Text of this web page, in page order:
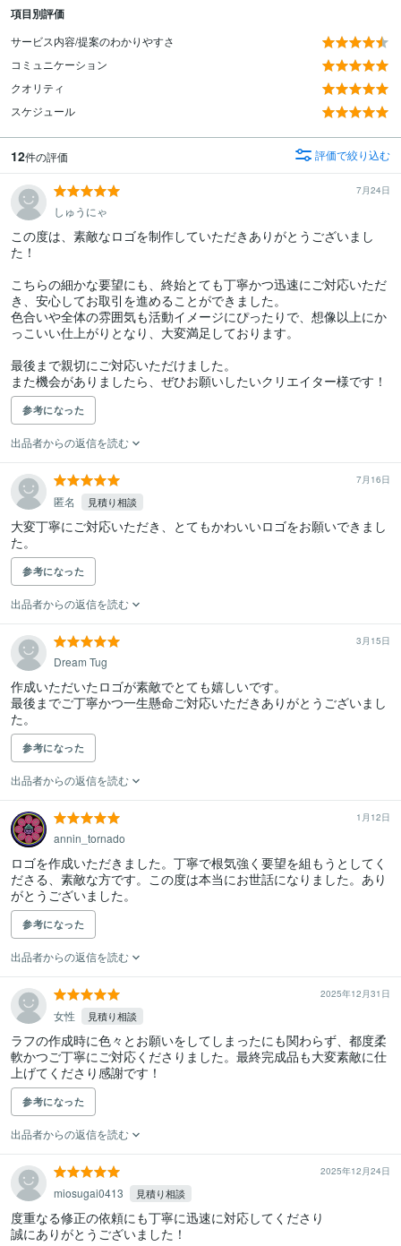
項目別評価
サービス内容/提案のわかりやすさ
コミュニケーション
クオリティ
スケジュール
12件の評価 評価で絞り込む
7月24日
しゅうにゃ
この度は、素敵なロゴを制作していただきありがとうございまし
た！
こちらの細かな要望にも、終始とても丁寧かつ迅速にご対応いただ
き、安心してお取引を進めることができました。
色合いや全体の雰囲気も活動イメージにぴったりで、想像以上にか
っこいい仕上がりとなり、大変満足しております。
最後まで親切にご対応いただけました。
また機会がありましたら、ぜひお願いしたいクリエイター様です！
参考になった
出品者からの返信を読む
7月16日
匿名 見積り相談
大変丁寧にご対応いただき、とてもかわいいロゴをお願いできまし
た。
参考になった
出品者からの返信を読む
3月15日
Dream Tug
作成いただいたロゴが素敵でとても嬉しいです。
最後までご丁寧かつ一生懸命ご対応いただきありがとうございまし
た。
参考になった
出品者からの返信を読む
1月12日
annin_tornado
ロゴを作成いただきました。丁寧で根気強く要望を組もうとしてく
ださる、素敵な方です。この度は本当にお世話になりました。あり
がとうございました。
参考になった
出品者からの返信を読む
2025年12月31日
女性 見積り相談
ラフの作成時に色々とお願いをしてしまったにも関わらず、都度柔
軟かつご丁寧にご対応くださりました。最終完成品も大変素敵に仕
上げてくださり感謝です！
参考になった
出品者からの返信を読む
2025年12月24日
miosugai0413 見積り相談
度重なる修正の依頼にも丁寧に迅速に対応してくださり
誠にありがとうございました！